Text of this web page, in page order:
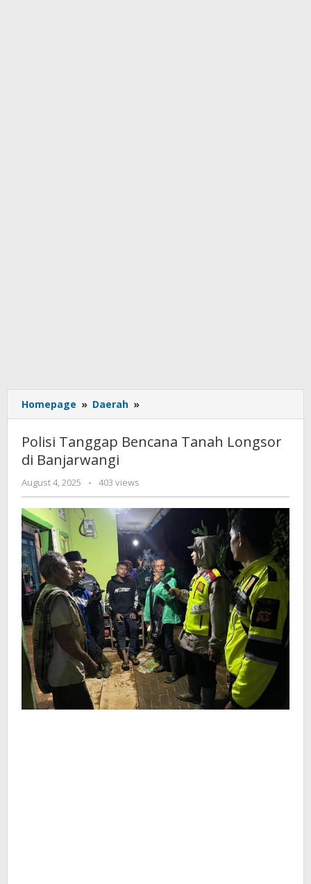
Homepage » Daerah »
Tanggap
Tanah
Polisi Tanggap Bencana Tanah Longsor
di Banjarwangi
August 4, 2025
by
admin
- 403 views